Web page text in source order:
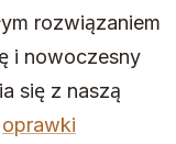
rozwiązaniem
i nowoczesny
się z naszą
oprawki